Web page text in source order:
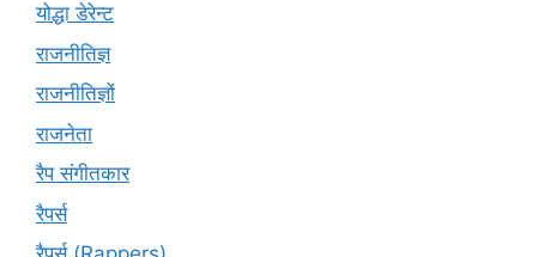
योद्धा डेरेन्ट
राजनीतिज्ञ
राजनीतिज्ञों
राजनेता
रैप संगीतकार
रैपर्स